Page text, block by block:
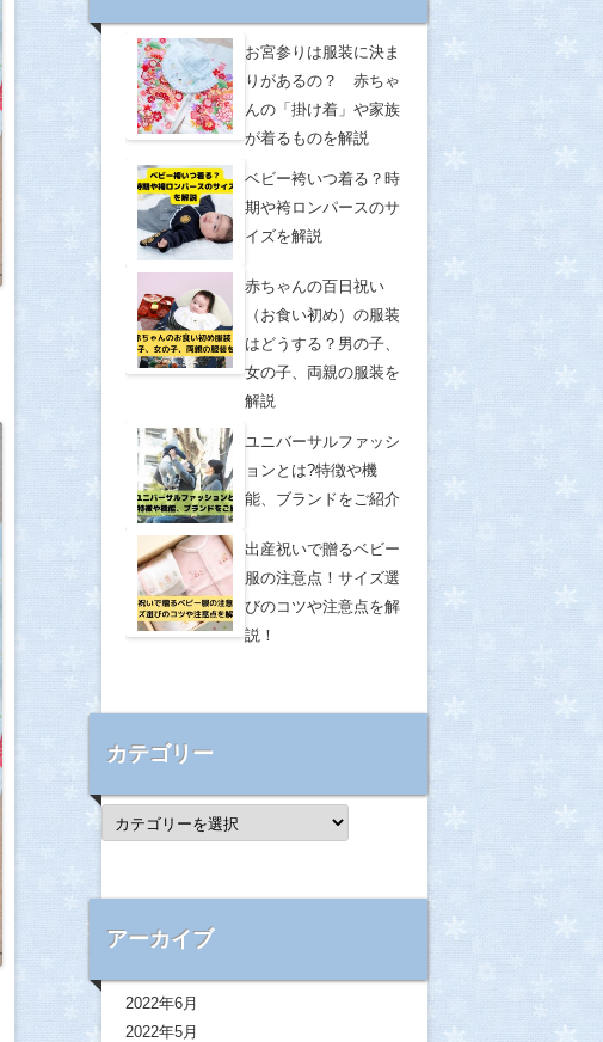
お宮参りは服装に決ま
りがあるの？ 赤ちゃ
んの「掛け着」や家族
が着るものを解説
ベビー袴いつ着る？時
期や袴ロンパースのサ
イズを解説
赤ちゃんの百日祝い
（お食い初め）の服装
はどうする？男の子、
女の子、両親の服装を
解説
ユニバーサルファッシ
ョンとは?特徴や機
能、ブランドをご紹介
出産祝いで贈るベビー
服の注意点！サイズ選
びのコツや注意点を解
説！
カテゴリー
カ
テ
アーカイブ
2022年6月
2022年5月